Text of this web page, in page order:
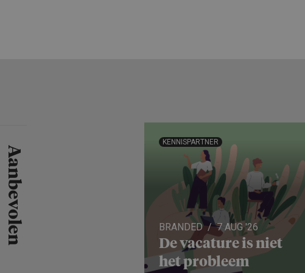
Aanbevolen BRANDED 7 AUG '26
De vacature is niet
het probleem
KENNISPARTNER